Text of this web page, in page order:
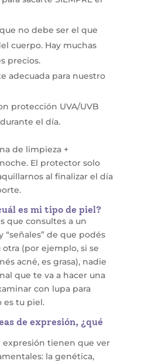
no debe ser el que
cuerpo. Hay muchas
precios.
adecuada para nuestro
protección UVA/UVB
el día.
de limpieza +
El protector solo
al finalizar el día
es mi tipo de piel?
que consultes a un
“señales” de que podés
(por ejemplo, si se
acné, es grasa), nadie
que te va a hacer una
con lupa para
es tu piel.
de expresión, ¿qué
expresión tienen que ver
la genética,